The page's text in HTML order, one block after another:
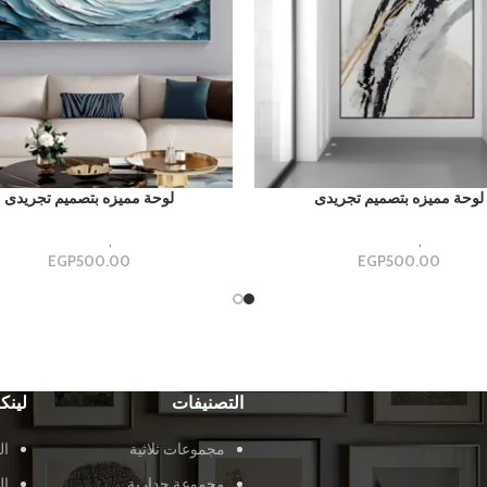
لوحة مميزه بتصميم تجريدى
,
EGP500.00
لوحة مميزه بتصميم تجريدى
,
EGP500.00
التصنيفات
مجموعات ثلاثية